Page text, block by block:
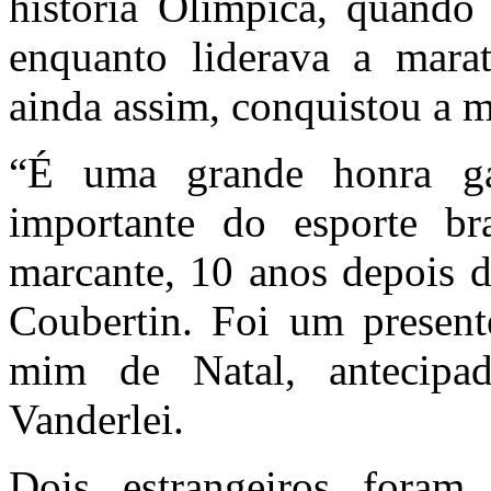
enquanto liderava a
ainda assim, conquistou a
“É uma grande honra
importante do esporte
marcante, 10 anos depois
Coubertin. Foi um
mim de Natal,
Vanderlei.